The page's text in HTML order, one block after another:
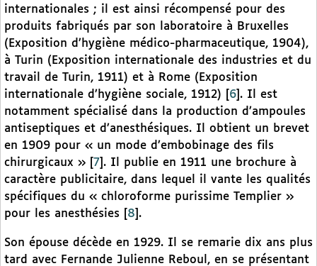
internationales ; il est ainsi récompensé pour des
produits fabriqués par son laboratoire à Bruxelles
(Exposition d’hygiène médico-pharmaceutique, 1904),
à Turin (Exposition internationale des industries et du
travail de Turin, 1911) et à Rome (Exposition
internationale d’hygiène sociale, 1912)
6 . Il est
notamment spécialisé dans la production d’ampoules
antiseptiques et d’anesthésiques. Il obtient un brevet
en 1909 pour « un mode d’embobinage des fils
chirurgicaux »
7 . Il publie en 1911 une brochure à
caractère publicitaire, dans lequel il vante les qualités
spécifiques du « chloroforme purissime Templier »
pour les anesthésies
8 .
Son épouse décède en 1929. Il se remarie dix ans plus
tard avec Fernande Julienne Reboul, en se présentant